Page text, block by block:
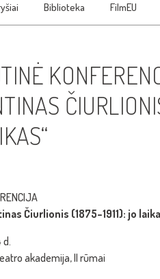
Biblioteka FilmEU
Čiurlionis (1875–1911): jo
d.
akademija, II rūmai